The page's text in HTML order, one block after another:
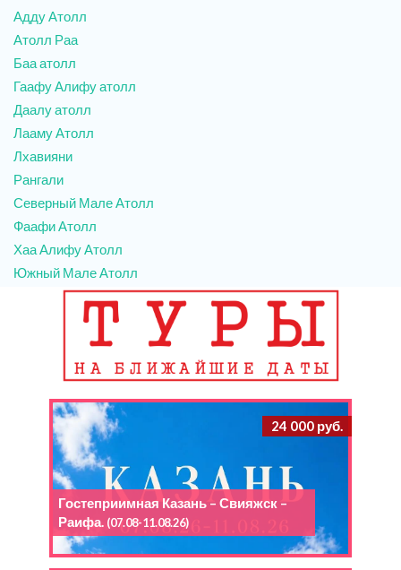
Адду Атолл
Атолл Раа
Баа атолл
Гаафу Алифу атолл
Даалу атолл
Лааму Атолл
Лхавияни
Рангали
Северный Мале Атолл
Фаафи Атолл
Хаа Алифу Атолл
Южный Мале Атолл
24 000 руб.
Гостеприимная Казань – Свияжск –
Раифа. (07.08-11.08.26)